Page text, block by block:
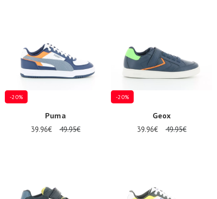
-20%
Puma
39.96€ 49.95€
-20%
Geox
39.96€ 49.95€